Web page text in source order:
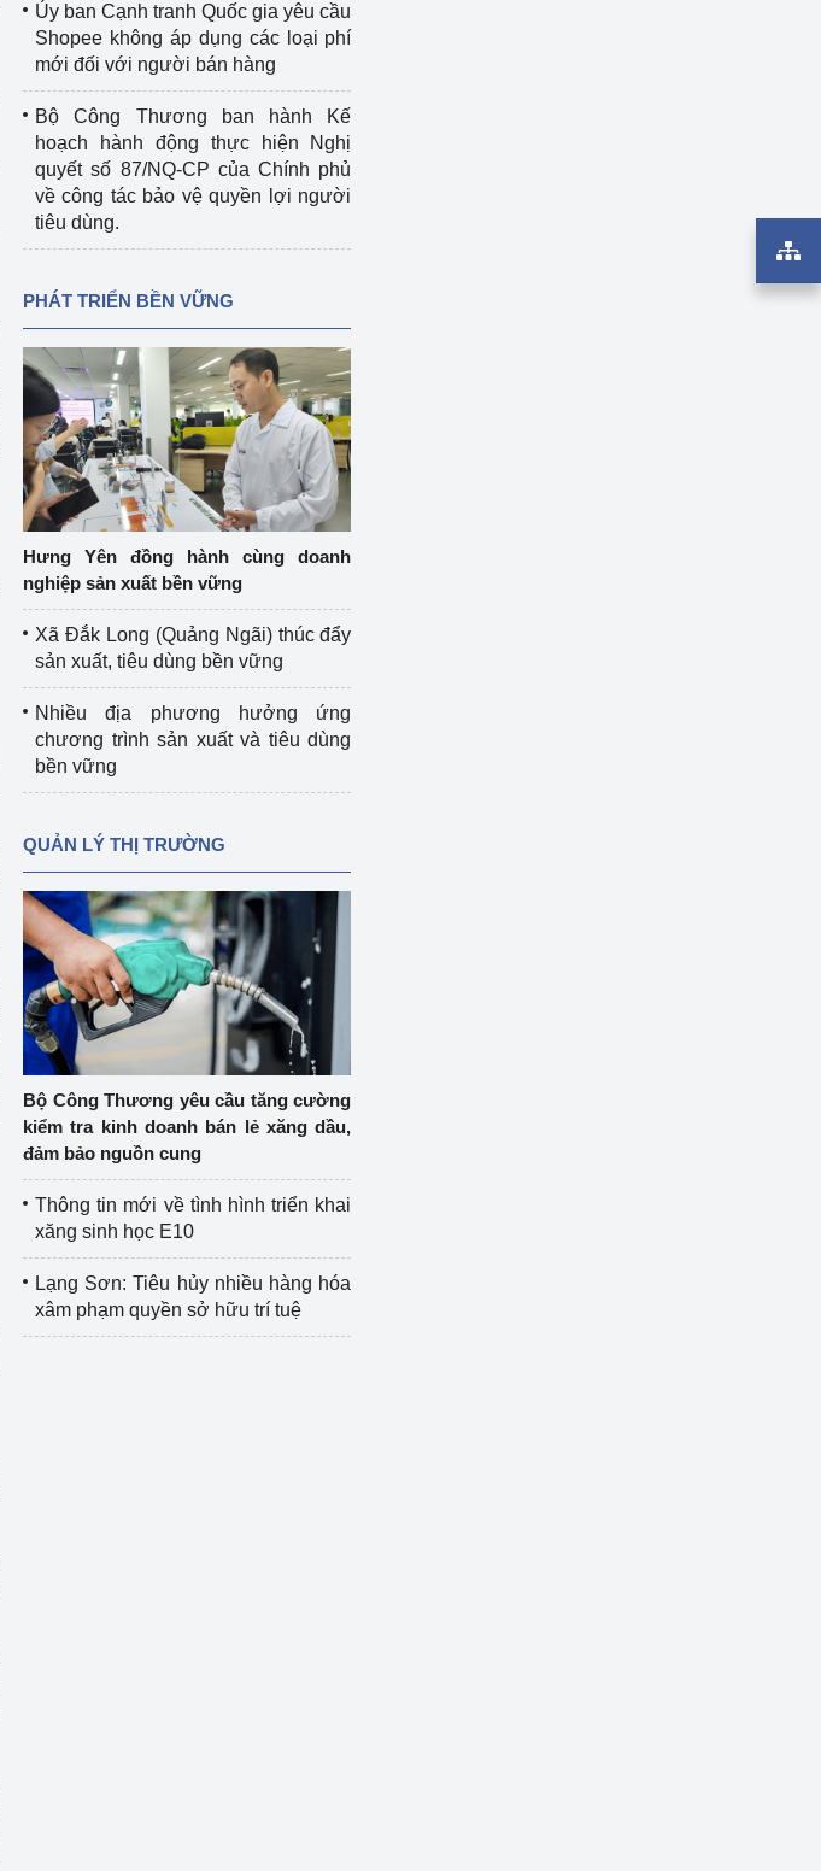
Ủy ban Cạnh tranh Quốc gia yêu cầu
Shopee không áp dụng các loại phí
mới đối với người bán hàng
Bộ Công Thương ban hành Kế
hoạch hành động thực hiện Nghị
quyết số 87/NQ-CP của Chính phủ
về công tác bảo vệ quyền lợi người
tiêu dùng.
PHÁT TRIỂN BỀN VỮNG
Hưng Yên đồng hành cùng doanh
nghiệp sản xuất bền vững
Xã Đắk Long (Quảng Ngãi) thúc đẩy
sản xuất, tiêu dùng bền vững
Nhiều địa phương hưởng ứng
chương trình sản xuất và tiêu dùng
bền vững
QUẢN LÝ THỊ TRƯỜNG
Bộ Công Thương yêu cầu tăng cường
kiểm tra kinh doanh bán lẻ xăng dầu,
đảm bảo nguồn cung
Thông tin mới về tình hình triển khai
xăng sinh học E10
Lạng Sơn: Tiêu hủy nhiều hàng hóa
xâm phạm quyền sở hữu trí tuệ